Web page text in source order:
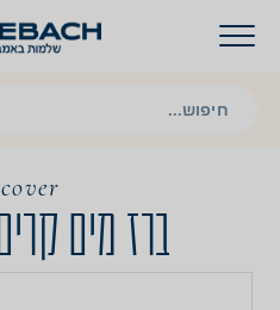
ברז מים